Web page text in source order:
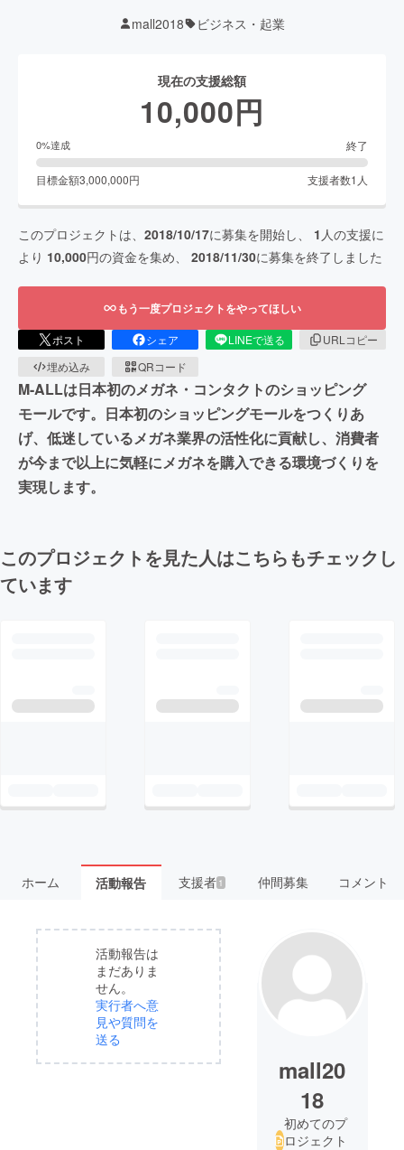
mall2018 ビジネス・起業
現在の支援総額
10,000円
0%達成 終了
目標金額3,000,000円 支援者数1 人
このプロジェクトは、 2018/10/17に募集を開始し、 1 人の支援に
より 10,000円の資金を集め、 2018/11/30に募集を終了しました
もう一度プロジェクトをやってほしい
ポスト シェア LINEで送る
URLコピー
埋め込み
QRコード
M-ALLは日本初のメガネ・コンタクトのショッピング
モールです。日本初のショッピングモールをつくりあ
げ、低迷しているメガネ業界の活性化に貢献し、消費者
が今まで以上に気軽にメガネを購入できる環境づくりを
実現します。
このプロジェクトを見た人はこちらもチェックし
ています
ホーム 活動報告 支援者 1 仲間募集 コメント
活動報告は
まだありま
せん。
実行者へ意
見や質問を
送る
mall20
18
初めてのプ
ロジェクト